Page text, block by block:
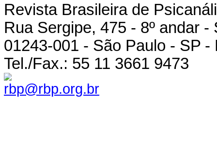
Revista Brasileira de
Rua Sergipe, 475 - 8º andar -
01243-001 - São Paulo - SP -
Tel./Fax.: 55 11 3661 9473
rbp@rbp.org.br